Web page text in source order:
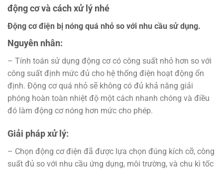
động cơ và cách xử lý nhé
Động cơ điện bị nóng quá nhỏ so với nhu cầu sử dụng.
Nguyên nhân:
– Tính toán sử dụng động cơ có công suất nhỏ hơn so với
công suất định mức đủ cho hệ thống điện hoạt động ổn
định. Động cơ quá nhỏ sẽ không có đủ khả năng giải
phóng hoàn toàn nhiệt độ một cách nhanh chóng và điều
đó làm động cơ nóng hơn mức cho phép.
Giải pháp xử lý:
– Chọn động cơ điện đã được lựa chọn đúng kích cỡ, công
suất đủ so với nhu cầu ứng dụng, môi trường, và chu kì tốc